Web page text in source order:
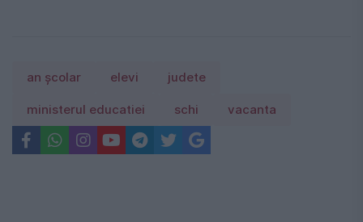
an școlar elevi judete
ministerul educatiei schi vacanta